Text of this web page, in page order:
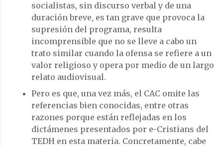
socialistas, sin discurso verbal y de una
duración breve, es tan grave que provoca la
supresión del programa, resulta
incomprensible que no se lleve a cabo un
trato similar cuando la ofensa se refiere a un
valor religioso y opera por medio de un largo
relato audiovisual.
Pero es que, una vez más, el CAC omite las
referencias bien conocidas, entre otras
razones porque están reflejadas en los
dictámenes presentados por e-Cristians del
TEDH en esta materia. Concretamente, cabe